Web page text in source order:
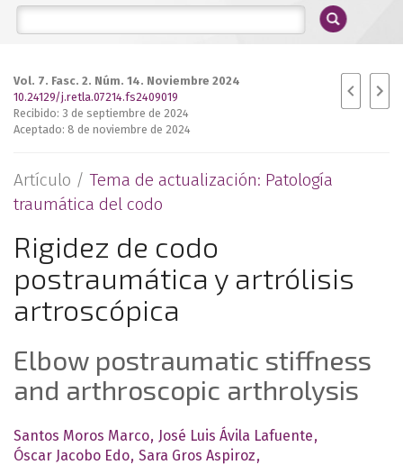
Vol. 7. Fasc. 2. Núm. 14. Noviembre 2024
10.24129/j.retla.07214.fs2409019
Recibido: 3 de septiembre de 2024
Aceptado: 8 de noviembre de 2024
Artículo / Tema de actualización: Patología
traumática del codo
Rigidez de codo
postraumática y artrólisis
artroscópica
Elbow postraumatic stiffness
and arthroscopic arthrolysis
Santos Moros Marco José Luis Ávila Lafuente
Óscar Jacobo Edo Sara Gros Aspiroz